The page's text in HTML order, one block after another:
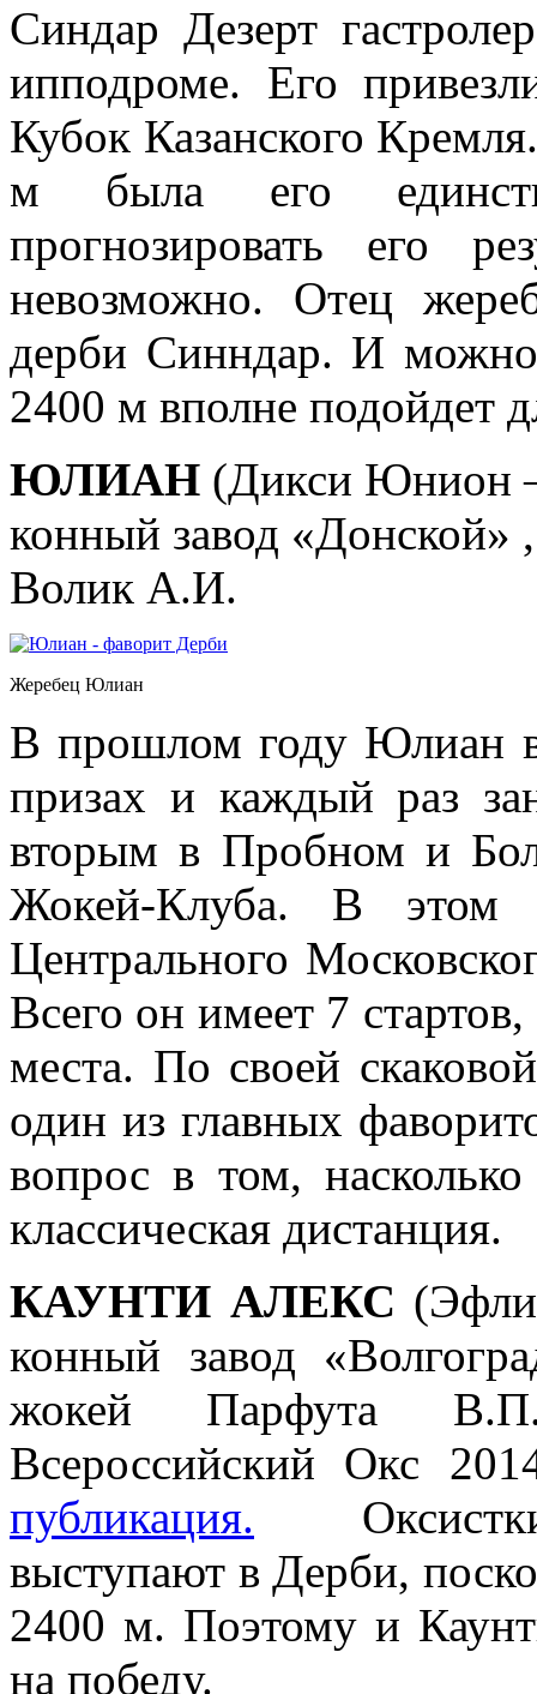
Синдар Дезерт
ипподроме. Его
Кубок Казанского
м была его
прогнозировать его
невозможно. Отец
дерби Синндар. И можно
2400 м вполне подойдет
ЮЛИАН (Дикси Юнион
конный завод «Донской»
Волик А.И.
Жеребец Юлиан
В прошлом году Юлиан
призах и каждый раз
вторым в Пробном и
Жокей-Клуба. В этом
Центрального
Всего он имеет 7
места. По своей
один из главных
вопрос в том,
классическая дистанция.
КАУНТИ АЛЕКС
конный завод
жокей Парфута
Всероссийский Окс
публикация.
выступают в Дерби,
2400 м. Поэтому и
на победу.